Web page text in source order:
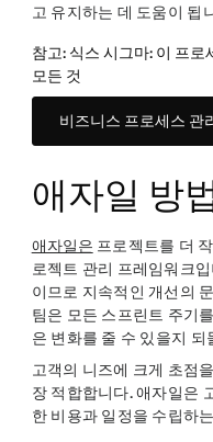
고 유지하는 데 도움이 됩
참고: 식스 시그마: 이 프
모든 것
비즈니스 프로세스 관
애자일 방
애자일은 프로젝트를 더
로젝트 관리 프레임워크
이므로 지속적인 개선의
팀은 모든 스프린트 주기
은 변화를 줄 수 있을지 되
고객의 니즈에 크게 초점
장 적합합니다.애자일은
한 비용과 일정을 수립하